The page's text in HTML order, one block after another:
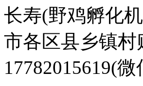
长寿(野鸡孵化
市各区县乡镇
17782015619(